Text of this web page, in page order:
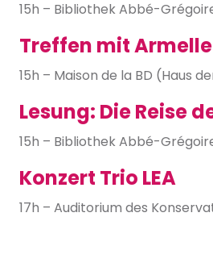
15h – Bibliothek Abbé-
Treffen mit
15h – Maison de la BD (Haus
Lesung: Die Reise
15h – Bibliothek Abbé-
Konzert Trio LEA
17h – Auditorium des